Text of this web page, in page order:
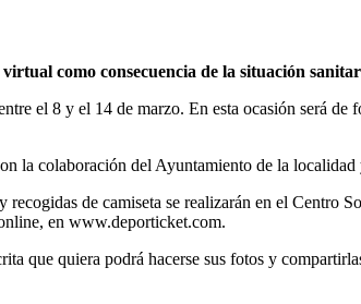
como consecuencia de la situación
el 8 y el 14 de marzo. En esta ocasión será
la colaboración del Ayuntamiento de la
de camiseta se realizarán en el Centro
en www.deporticket.com.
que quiera podrá hacerse sus fotos y